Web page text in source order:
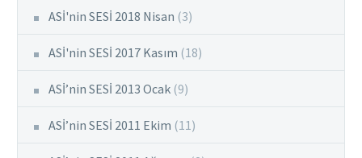
ASİ'nin SESİ 2018 Nisan (3)
ASİ'nin SESİ 2017 Kasım (18)
ASİ’nin SESİ 2013 Ocak (9)
ASİ’nin SESİ 2011 Ekim (11)